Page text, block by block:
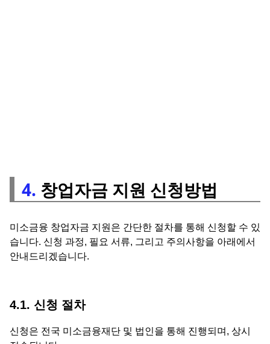
4. 창업자금 지원 신청방법
미소금융 창업자금 지원은 간단한 절차를 통해 신청할 수 있
습니다. 신청 과정, 필요 서류, 그리고 주의사항을 아래에서
안내드리겠습니다.
4.1. 신청 절차
신청은 전국 미소금융재단 및 법인을 통해 진행되며, 상시